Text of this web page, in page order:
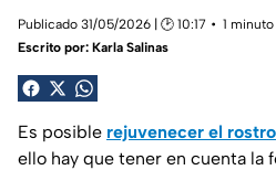
Publicado 31/05/2026 | 🕑 10:17
1
Escrito por: Karla Salinas
Es posible rejuvenecer el rostro
ello hay que tener en cuenta la